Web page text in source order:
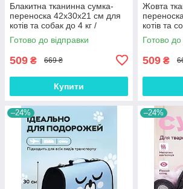
Блакитна тканинна сумка-
переноска 42x30x21 см для
котів та собак до 4 кг /
Дорожній контейнер з сіткою
та жорстким дном
Готово до відправки
509 ₴ 669 ₴
Купити
Жовта
котів та
Дорожній
та
Готово до
509 ₴
–24% –24%